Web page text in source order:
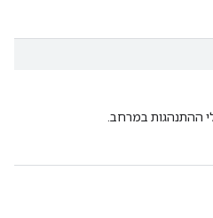
ההתנהגות במרחב.